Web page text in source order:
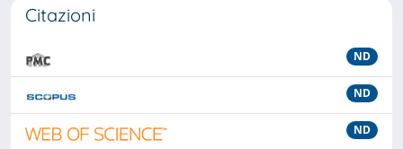
Citazioni
ND
ND
ND